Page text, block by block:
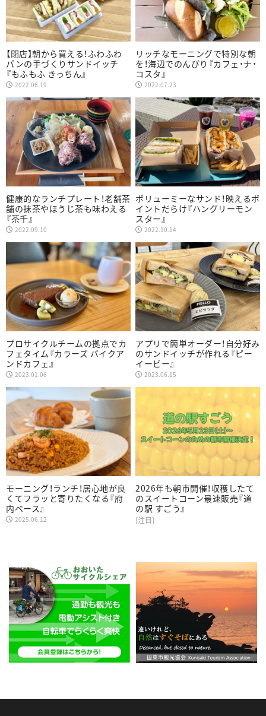
【閉店】朝から買える！ふわふわ
パンの手づくりサンドイッチ
『もふもふ きっちん』
2022.06.19
リッチなモーニングで特別な朝
を！海辺でのんびり『カフェ・ナ・
コスタ』
2022.07.23
健康的なランチプレート！老舗茶
舗の抹茶やほうじ茶も味わえる
『茶千』
2022.09.10
ボリューミーなサンド！映えるポ
イントだらけ『ハングリーモン
スター』
2022.10.14
プロサイクルチームの拠点でカ
フェタイム『カラーズ バイクア
ンドカフェ』
2023.01.06
アプリで簡単オーダー！自分好み
のサンドイッチが作れる『ピー
イービー』
2023.06.15
モーニング！ランチ！居心地が良
くてフラッと寄りたくなる『府
内ベース』
2025.06.12
2026年も朝市開催！収穫したて
のスイートコーン最速販売『道
の駅 すごう』
[注目]